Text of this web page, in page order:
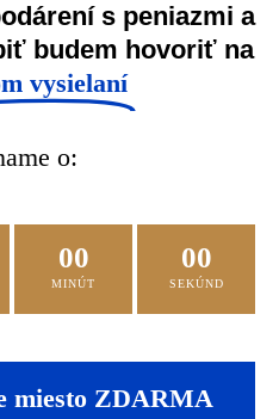
s peniazmi a
budem hovoriť na
vysielaní
o:
00
MINÚT
00
SEKÚND
miesto ZDARMA